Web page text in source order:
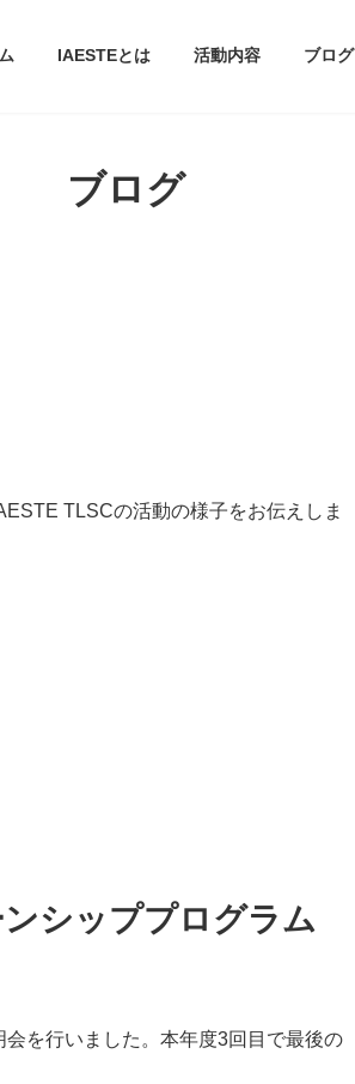
IAESTEとは 活動内容 ブログ
ブログ
TLSCの活動の様子をお伝えしま
シッププログラム
を行いました。本年度3回目で最後の